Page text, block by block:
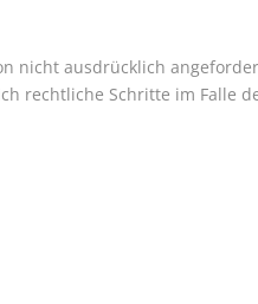
nicht ausdrücklich
rechtliche Schritte im Falle